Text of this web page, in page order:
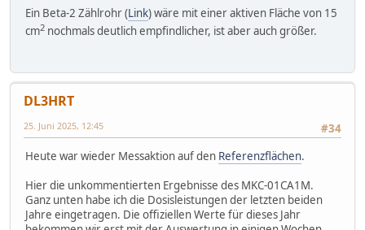
Ein Beta-2 Zählrohr (Link) wäre mit einer aktiven Fläche von 15
cm2 nochmals deutlich empfindlicher, ist aber auch größer.
DL3HRT
#34
25. Juni 2025, 12:45
Heute war wieder Messaktion auf den Referenzflächen.
Hier die unkommentierten Ergebnisse des MKC-01CA1M.
Ganz unten habe ich die Dosisleistungen der letzten beiden
Jahre eingetragen. Die offiziellen Werte für dieses Jahr